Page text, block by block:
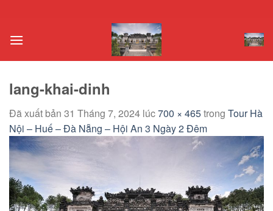
nội
lang-khai-dinh
Đã xuất bản 31 Tháng 7, 2024 lúc700 × 465trong Tour Hà
Nội – Huế – Đà Nẵng – Hội An 3 Ngày 2 Đêm